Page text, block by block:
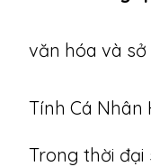
văn hóa và
Tính Cá Nhân
Trong thời đại